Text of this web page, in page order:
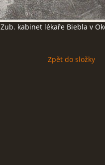
Zub. kabinet lékaře Biebla v
Zpět do složky